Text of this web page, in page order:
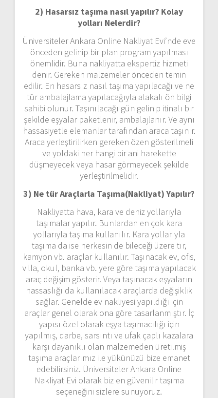
2) Hasarsız taşıma nasıl yapılır? Kolay
yolları Nelerdir?
Üniversiteler Ankara Online Nakliyat Evi’nde eve
önceden gelinip bir plan program yapılması
önemlidir. Buna nakliyatta ekspertiz hizmeti
denir. Gereken malzemeler önceden temin
edilir. En hasarsız nasıl taşıma yapılacağı ve ne
tür ambalajlama yapılacağıyla alakalı ön bilgi
sahibi olunur. Taşınılacağı gün gelinip itinalı bir
şekilde eşyalar paketlenir, ambalajlanır. Ve aynı
hassasiyetle elemanlar tarafından araca taşınır.
Araca yerleştirilirken gereken özen gösterilmeli
ve yoldaki her hangi bir ani harekette
düşmeyecek veya hasar görmeyecek şekilde
yerleştirilmelidir.
3) Ne tür Araçlarla Taşıma(Nakliyat) Yapılır?
Nakliyatta hava, kara ve deniz yollarıyla
taşımalar yapılır. Bunlardan en çok kara
yollarıyla taşıma kullanılır. Kara yollarıyla
taşıma da ise herkesin de bileceği üzere tır,
kamyon vb. araçlar kullanılır. Taşınacak ev, ofis,
villa, okul, banka vb. yere göre taşıma yapılacak
araç değişim gösterir. Veya taşınacak eşyaların
hassaslığı da kullanılacak araçlarda değişiklik
sağlar. Genelde ev nakliyesi yapıldığı için
araçlar genel olarak ona göre tasarlanmıştır. İç
yapısı özel olarak eşya taşımacılığı için
yapılmış, darbe, sarsıntı ve ufak çaplı kazalara
karşı dayanıklı olan malzemeden üretilmiş
taşıma araçlarımız ile yükünüzü bize emanet
edebilirsiniz. Üniversiteler Ankara Online
Nakliyat Evi olarak biz en güvenilir taşıma
seçeneğini sizlere sunuyoruz.